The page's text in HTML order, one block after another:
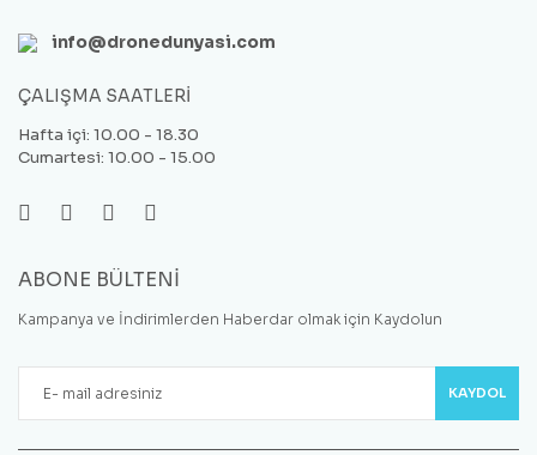
info@dronedunyasi.com
ÇALIŞMA SAATLERİ
Hafta içi: 10.00 - 18.30
Cumartesi: 10.00 - 15.00
ABONE BÜLTENİ
Kampanya ve İndirimlerden Haberdar olmak için Kaydolun
KAYDOL